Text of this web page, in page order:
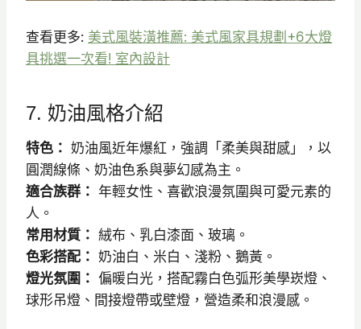
查看更多: 美式風裝潢推薦: 美式風家具規劃+6大燈
具挑選一次看! 室內設計
7. 奶油風格介紹
特色： 奶油風近年爆紅，強調「柔美與甜感」，以
圓潤線條、奶油色系與夢幻感為主。
適合族群： 年輕女性、喜歡浪漫氛圍與可愛元素的
人。
常用材質： 絨布、乳白漆面、玻璃。
色彩搭配： 奶油白、米白、淺粉、鵝黃。
燈光氛圍： 偏暖白光，搭配霧白色弧形美學崁燈、
球形吊燈、間接燈帶或壁燈，營造柔和浪漫感。